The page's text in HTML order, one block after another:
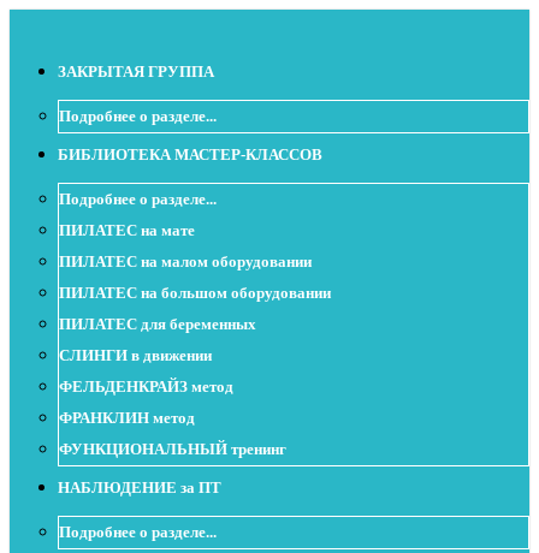
ЗАКРЫТАЯ ГРУППА
Подробнее о разделе...
БИБЛИОТЕКА МАСТЕР-КЛАССОВ
Подробнее о разделе...
ПИЛАТЕС на мате
ПИЛАТЕС на малом оборудовании
ПИЛАТЕС на большом оборудовании
ПИЛАТЕС для беременных
СЛИНГИ в движении
ФЕЛЬДЕНКРАЙЗ метод
ФРАНКЛИН метод
ФУНКЦИОНАЛЬНЫЙ тренинг
НАБЛЮДЕНИЕ за ПТ
Подробнее о разделе...